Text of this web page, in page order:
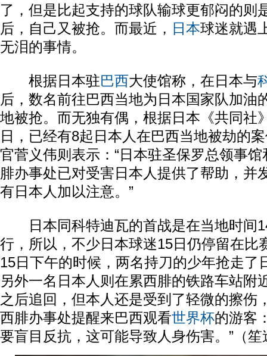
了，但是比起支持的球队输球更郁闷的则
后，自己又被抢。而最近， 日本球迷就遇
无泪的事情。
根据日本驻巴西大使馆称，在日本与
后，数名前往巴西当地为日本国家队加油
地被抢。而无独有偶，根据日本《共同社
日，已经有8起日本人在巴西当地被劫的
官菅义伟则表示：“日本驻圣保罗总领事
腓办事处已对受害日本人提供了帮助，并
有日本人加以注意。”
日本同科特迪瓦的首战是在当地时间
行，所以，不少日本球迷15日仍停留在
15日下午的时候，两名持刀的少年抢走了
另外一名日本人则在累西腓的铁路车站附
之后追回，但本人还是受到了轻微的擦伤
西腓办事处提醒来巴西观看世界杯的游客
要盲目反抗，这可能导致人身伤害。”（笙